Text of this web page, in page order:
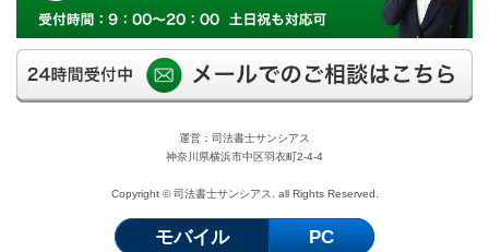
運営：司法書士サンシアス
神奈川県横浜市中区羽衣町2-4-4
Copyright © 司法書士サンシアス. all Rights Reserved.
モバイル PC